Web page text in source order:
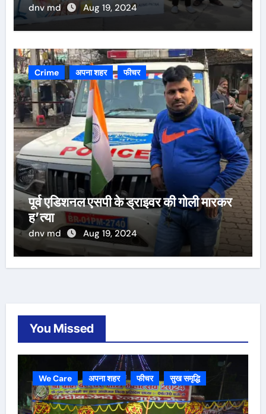
dnv md Aug 19, 2024
Crime अपना शहर फीचर
पूर्व एडिशनल एसपी के ड्राइवर की गोली मारकर
ह’त्या
dnv md Aug 19, 2024
You Missed
We Care अपना शहर फीचर सुख समृद्धि